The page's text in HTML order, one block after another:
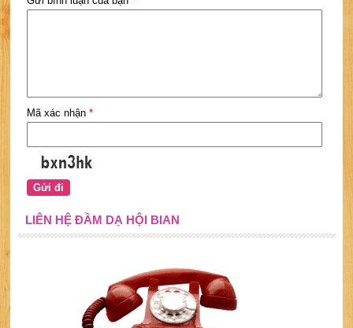
Mã xác nhận *
LIÊN HỆ ĐẦM DẠ HỘI BIAN